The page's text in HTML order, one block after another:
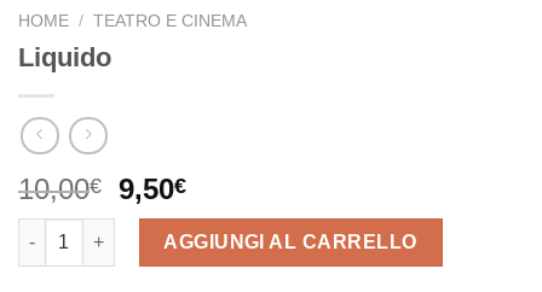
HOME / TEATRO E CINEMA
Liquido
10,00€
Il
prezzo
originale
era:
9,50€Il
prezzo
attuale
è:
Liquido quantità
AGGIUNGI AL CARRELLO